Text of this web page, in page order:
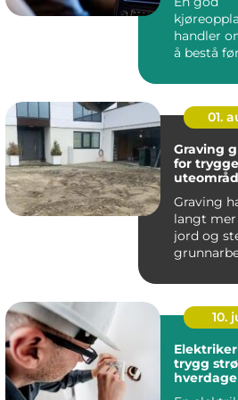
handler
å bestå
en trygg,
01.
Graving grunnlaget
for
Graving
langt
jord og
10.
trygg